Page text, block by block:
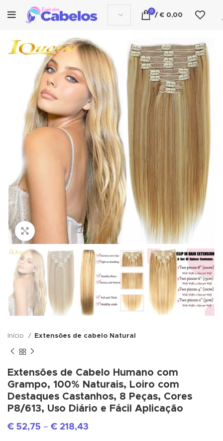
0
/ € 0,00
Click to enlarge
Início Extensões de cabelo Natural
Extensões de Cabelo Humano com
Grampo, 100% Naturais, Loiro com
Destaques Castanhos, 8 Peças, Cores
P8/613, Uso Diário e Fácil Aplicação
€ 52,75 – € 218,43